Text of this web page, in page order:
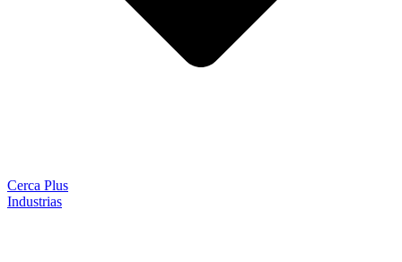
Cerca Plus
Industrias